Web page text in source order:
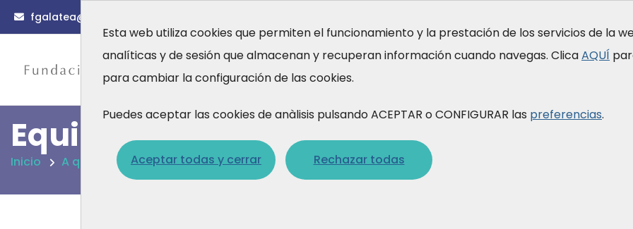
Esta web utiliza cookies que permiten el funcionamiento y la prestación de los servicios de la
analíticas y de sesión que almacenan y recuperan información cuando navegas. ClicaAQUÍ
para cambiar la configuración de las cookies.
Puedes aceptar las cookies de anàlisis pulsando ACEPTAR o CONFIGURAR las preferencias.
Aceptar todas y cerrar Rechazar todas
fgalatea@fgalatea.org
Actualidad Formación Quiénes somos
Qué hacemos
A quiénes nos dirigimos
Equi syorgani acionese m
Inicio A quiénes nos dirigimos Equipos y organizaciones en el ámbito de la salud